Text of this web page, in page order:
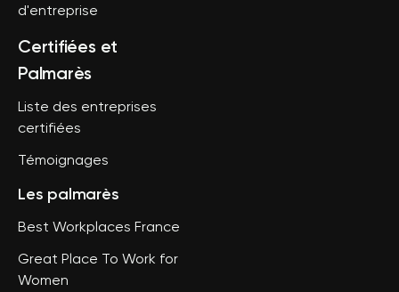
d'entreprise
Certifiées et
Palmarès
Liste des entreprises
certifiées
Témoignages
Les palmarès
Best Workplaces France
Great Place To Work for
Women